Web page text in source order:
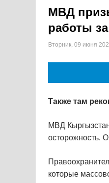
МВД
работы
Вторник, 09 июня
Также там
МВД
осторожность.
которые